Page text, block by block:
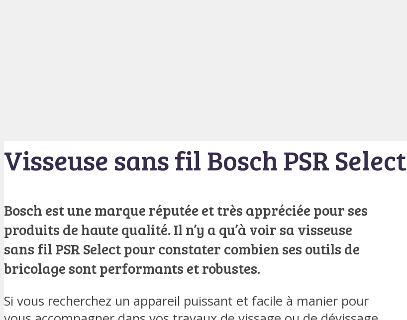
Visseuse sans fil Bosch PSR Select
Bosch est une marque réputée et très appréciée pour ses
produits de haute qualité. Il n’y a qu’à voir sa visseuse
sans fil PSR Select pour constater combien ses outils de
bricolage sont performants et robustes.
Si vous recherchez un appareil puissant et facile à manier pour